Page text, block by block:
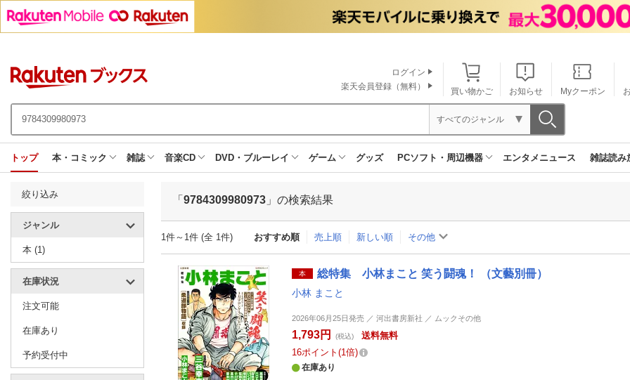
買い物かご お知らせ Myクーポン
ログイン
楽天会員登録（無料）
すべてのジャンル
トップ 本・コミック 雑誌 音楽CD DVD・ブルーレイ ゲーム グッズ PCソフト・周辺機器 エンタメニュース 雑誌読み
絞り込み
ジャンル
本 (1)
在庫状況
注文可能
在庫あり
予約受付中
「 9784309980973 」の検索結果
1件～1件 (全 1件) おすすめ順 売上順 新しい順 その他
本 総特集 小林まこと 笑う闘魂！ （文藝別冊）
小林 まこと
2026年06月25日発売 ／ 河出書房新社 ／ ムックその他
1,793円 (税込)
送料無料
16ポイント 1倍
在庫あり